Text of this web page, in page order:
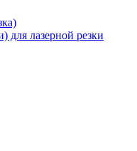
для лазерной резки